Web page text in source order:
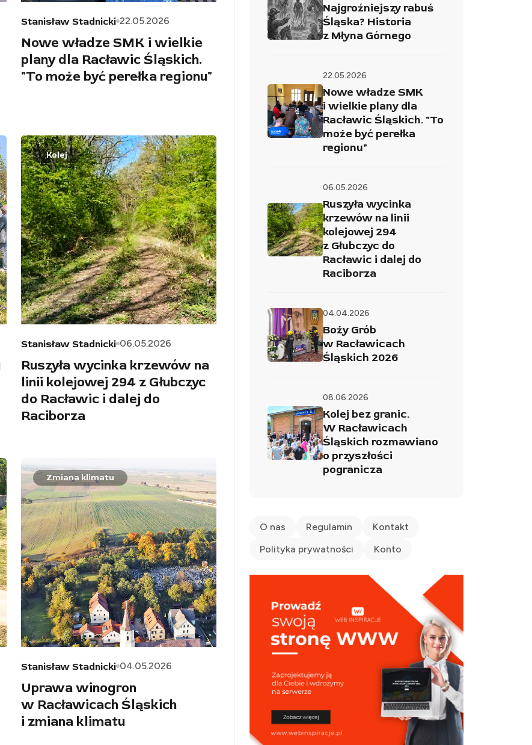
Stanisław Stadnicki 22.05.2026
Nowe władze SMK i wielkie
plany dla Racławic Śląskich.
"To może być perełka regionu"
Kolej
Stanisław Stadnicki 06.05.2026
Ruszyła wycinka krzewów na
linii kolejowej 294 z Głubczyc
do Racławic i dalej do
Raciborza
Zmiana klimatu
Stanisław Stadnicki 04.05.2026
Uprawa winogron
w Racławicach Śląskich
i zmiana klimatu
Najgroźniejszy rabuś
Śląska? Historia
z Młyna Górnego
22.05.2026
Nowe władze SMK
i wielkie plany dla
Racławic Śląskich. "To
może być perełka
regionu"
06.05.2026
Ruszyła wycinka
krzewów na linii
kolejowej 294
z Głubczyc do
Racławic i dalej do
Raciborza
04.04.2026
Boży Grób
w Racławicach
Śląskich 2026
08.06.2026
Kolej bez granic.
W Racławicach
Śląskich rozmawiano
o przyszłości
pogranicza
O nas Regulamin
Kontakt
Polityka prywatności
Konto